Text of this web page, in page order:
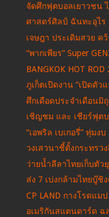
จัดศึกฟุตบอลเยาวชน
ศาสตร์ศิลป์ ฉันทะอุไร
เจษฎา ประเดิมสวย
“พากเพียร” Super
BANGKOK HOT
ภูเก็ตเปิดงาน “เปิดตัว
ศึกเดือดประจำเดือนมิถุ
เชิญชม และ เชียร์ฟุต
“เอพริล เบเกอรี่” ทุ่ม
วงเสวนาชี้ตั้งกระทรว
ว่ายน้ำลีลาไทยเก็บตั
ส่ง 7 เบ่งกล้ามไทยบู๊ชิ
CP LAND กางโรดแม
อเมริกันสแตนดาร์ด ฉ